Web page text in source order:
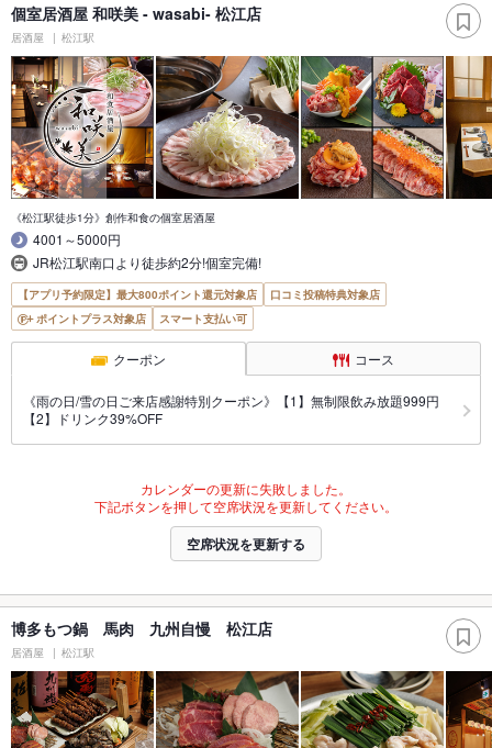
個室居酒屋 和咲美 - wasabi- 松江店
居酒屋 松江駅
《松江駅徒歩1分》創作和食の個室居酒屋
4001～5000円
JR松江駅南口より徒歩約2分!個室完備!
【アプリ予約限定】最大800ポイント還元対象店
口コミ投稿特典対象店
ポイントプラス対象店
スマート支払い可
クーポン コース
《雨の日/雪の日ご来店感謝特別クーポン》【1】無制限飲み放題999円
【2】ドリンク39%OFF
カレンダーの更新に失敗しました。
下記ボタンを押して空席状況を更新してください。
空席状況を更新する
博多もつ鍋 馬肉 九州自慢 松江店
居酒屋 松江駅